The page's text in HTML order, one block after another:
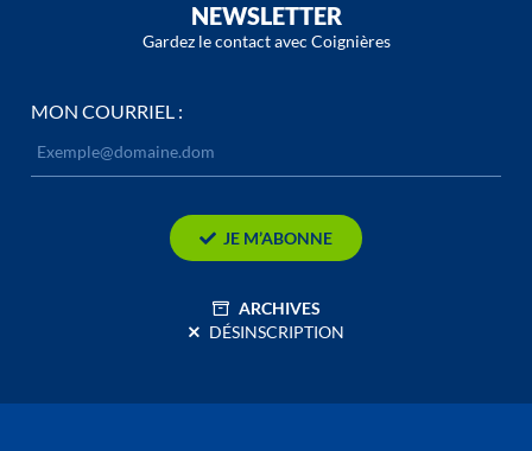
NEWSLETTER
Gardez le contact avec Coignières
MON COURRIEL :
JE M’ABONNE
ARCHIVES
DÉSINSCRIPTION